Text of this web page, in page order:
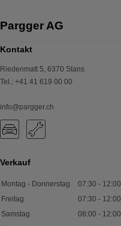
Kontakt
Riedenmatt 5 6370 Stans
Tel. : +41 41 619 00 00
info@pargger.ch
Verkauf
Montag - Donnerstag 07:30 - 12:00
Freitag
07:30 - 12:00
Samstag
08:00 - 12:00